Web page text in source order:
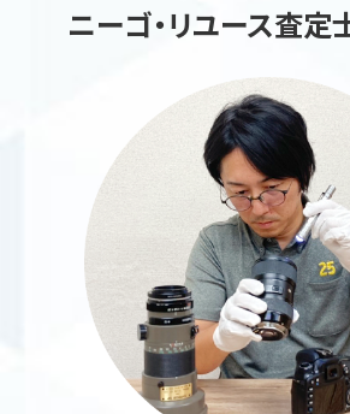
ニーゴ・リユース査定